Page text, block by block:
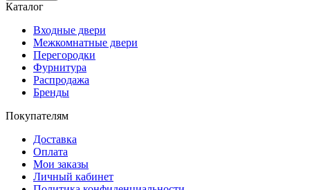
Каталог
Входные двери
Межкомнатные двери
Перегородки
Фурнитура
Распродажа
Бренды
Покупателям
Доставка
Оплата
Мои заказы
Личный кабинет